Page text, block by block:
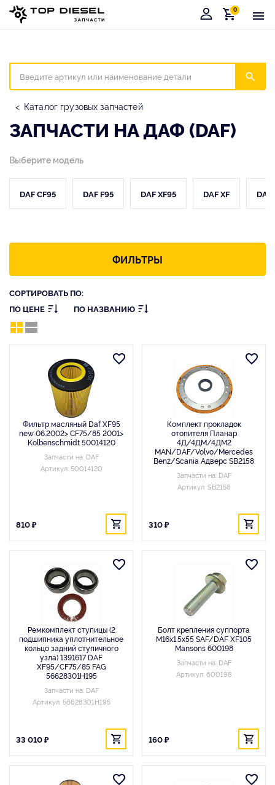
Корзина
0
Каталог грузовых запчастей
ЗАПЧАСТИ НА ДАФ (DAF)
Выберите модель
DAF CF95 DAF F95 DAF XF95 DAF XF DAF
ФИЛЬТРЫ
СОРТИРОВАТЬ ПО:
ПО ЦЕНЕ
ПО НАЗВАНИЮ
Фильтр масляный Daf XF95
new 06.2002> CF75/85 2001>
Kolbenschmidt 50014120
Запчасти на: DAF
Артикул: 50014120
810 ₽
Комплект прокладок
отопителя Планар
4Д/4ДМ/4ДМ2
MAN/DAF/Volvo/Mercedes
Benz/Scania Адверс SB2158
Запчасти на: DAF
Артикул: SB2158
310 ₽
Ремкомплект ступицы (2
подшипника уплотнительное
кольцо задний ступичного
узла) 1391617 DAF
XF95/CF75/85 FAG
56628301H195
Запчасти на: DAF
Артикул: 56628301H195
33 010 ₽
Болт крепления суппорта
M16x1.5x55 SAF/DAF XF105
Mansons 600198
Запчасти на: DAF
Артикул: 600198
160 ₽